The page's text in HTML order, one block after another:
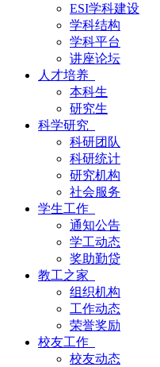
ESI学科建设
学科结构
学科平台
讲座论坛
人才培养
本科生
研究生
科学研究
科研团队
科研统计
研究机构
社会服务
学生工作
通知公告
学工动态
奖助勤贷
教工之家
组织机构
工作动态
荣誉奖励
校友工作
校友动态